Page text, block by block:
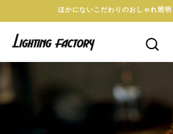
ほかにないこだわりのおしゃれ照明